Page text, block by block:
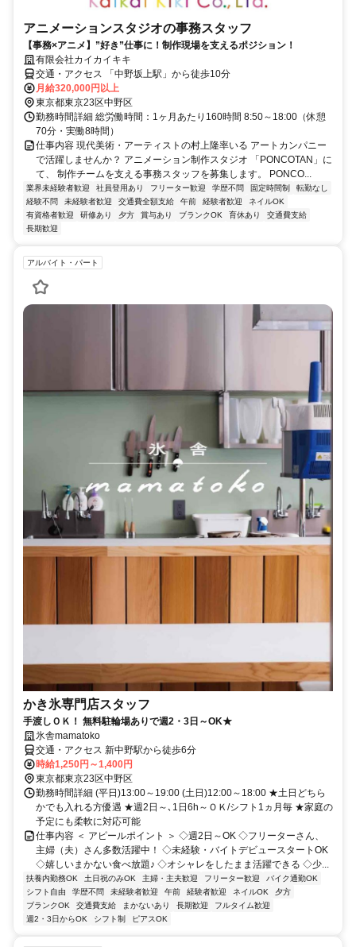
アニメーションスタジオの事務スタッフ
【事務×アニメ】”好き”仕事に！制作現場を支えるポジション！
有限会社カイカイキキ
交通・アクセス 「中野坂上駅」から徒歩10分
月給320,000円以上
東京都東京23区中野区
勤務時間詳細 総労働時間：1ヶ月あたり160時間 8:50～18:00（休憩
70分・実働8時間）
仕事内容 現代美術・アーティストの村上隆率いる アートカンパニー
で活躍しませんか？ アニメーション制作スタジオ 「PONCOTAN」に
て、 制作チームを支える事務スタッフを募集します。 PONCO...
業界未経験者歓迎 社員登用あり フリーター歓迎 学歴不問 固定時間制
転勤なし
経験不問
未経験者歓迎 交通費全額支給 午前 経験者歓迎
ネイルOK
有資格者歓迎
研修あり 夕方 賞与あり ブランクOK 育休あり
交通費支給
長期歓迎
アルバイト・パート
かき氷専門店スタッフ
手渡しＯＫ！ 無料駐輪場ありで週2・3日～OK★
氷舎mamatoko
交通・アクセス 新中野駅から徒歩6分
時給1,250円～1,400円
東京都東京23区中野区
勤務時間詳細 (平日)13:00～19:00 (土日)12:00～18:00 ★土日どちら
かでも入れる方優遇 ★週2日～､1日6h～ＯＫ/シフト1ヵ月毎 ★家庭の
予定にも柔軟に対応可能
仕事内容 ＜ アピールポイント ＞ ◇週2日～OK ◇フリーターさん、
主婦（夫）さん多数活躍中！ ◇未経験・バイトデビュースタートOK
◇嬉しいまかない食べ放題♪ ◇オシャレをしたまま活躍できる ◇少...
扶養内勤務OK 土日祝のみOK 主婦・主夫歓迎 フリーター歓迎
バイク通勤OK
シフト自由
学歴不問 未経験者歓迎 午前 経験者歓迎 ネイルOK
夕方
ブランクOK
交通費支給 まかないあり 長期歓迎
フルタイム歓迎
週2・3日からOK
シフト制 ピアスOK